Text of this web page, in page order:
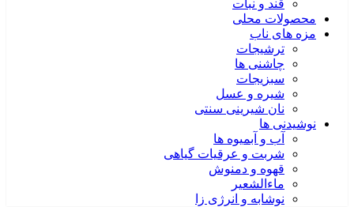
قند و نبات
محصولات محلی
مزه های ناب
ترشیجات
چاشنی ها
سبزیجات
شیره و عسل
نان شیرینی سنتی
نوشیدنی ها
آب و آبمیوه ها
شربت و عرقیات گیاهی
قهوه و دمنوش
ماءالشعیر
نوشابه و انرژی زا